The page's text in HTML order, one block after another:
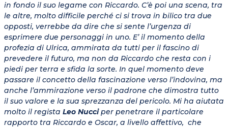
in fondo il suo legame con Riccardo. C’è poi una scena, tra
le altre, molto difficile perché ci si trova in bilico tra due
opposti, verrebbe da dire che si sente l’urgenza di
esprimere due personaggi in uno. E’ il momento della
profezia di Ulrica, ammirata da tutti per il fascino di
prevedere il futuro, ma non da Riccardo che resta con i
piedi per terra e sfida la sorte. In quel momento deve
passare il concetto della fascinazione verso l’indovina, ma
anche l’ammirazione verso il padrone che dimostra tutto
il suo valore e la sua sprezzanza del pericolo. Mi ha aiutata
molto il regista Leo Nucciper penetrare il particolare
rapporto tra Riccardo e Oscar, a livello affettivo, che